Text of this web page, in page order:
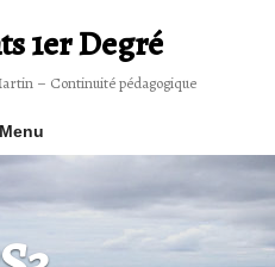
1er Degré
– Continuité pédagogique
Menu